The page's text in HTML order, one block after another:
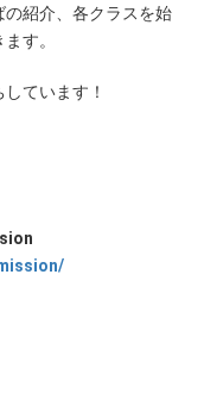
紹介、各クラスを始
す。
ています！